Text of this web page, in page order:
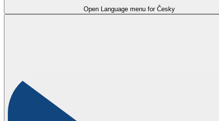
Open Language menu for Česky